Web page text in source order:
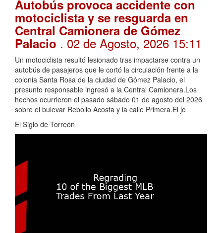
Autobús provoca accidente con
motociclista y se resguarda en
Central Camionera de Gómez
Palacio . 02 de Agosto, 2026 15:11
Un motociclista resultó lesionado tras impactarse contra un
autobús de pasajeros que le cortó la circulación frente a la
colonia Santa Rosa de la ciudad de Gómez Palacio, el
presunto responsable ingresó a la Central Camionera.Los
hechos ocurrieron el pasado sábado 01 de agosto del 2026
sobre el bulevar Rebollo Acosta y la calle Primera.El jo
El Siglo de Torreón